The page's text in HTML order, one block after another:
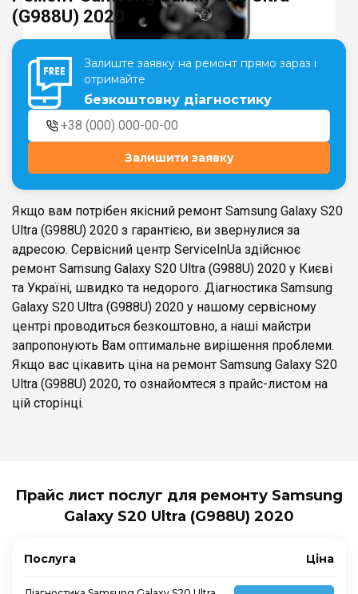
Театральна
м. Київ, вул. Хрещатик 44-A м. Київ, вул. Анни Ахматової, 30
Оболонь
м. Київ, ТЦ LAKE PLAZA, вул. Героїв
полку “Азов”, 12
Палац "Україна"
м. Київ, вул. Казимира Малевича,
м. Київ, Комфорт Таун, вул.
Березнева, 16, корпус 3
(G988U) 2020
Залиште заявку на ремонт прямо зараз і
отримайте
безкоштовну діагностику
Залишити заявку
Якщо вам потрібен якісний ремонт Samsung Galaxy S20
Ultra (G988U) 2020 з гарантією, ви звернулися за
адресою. Сервісний центр ServiceInUa здійснює
ремонт Samsung Galaxy S20 Ultra (G988U) 2020 у Києві
та Україні, швидко та недорого. Діагностика Samsung
Galaxy S20 Ultra (G988U) 2020 у нашому сервісному
центрі проводиться безкоштовно, а наші майстри
запропонують Вам оптимальне вирішення проблеми.
Якщо вас цікавить ціна на ремонт Samsung Galaxy S20
Ultra (G988U) 2020, то ознайомтеся з прайс-листом на
цій сторінці.
Прайс лист послуг для ремонту Samsung
Galaxy S20 Ultra (G988U) 2020
Послуга Ціна